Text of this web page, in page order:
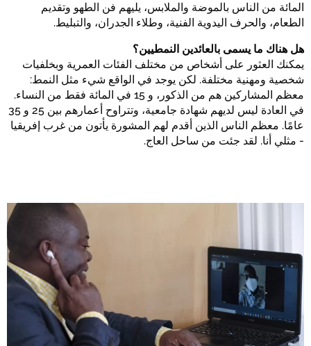
المائة من الناس بالموضة والملابس، يليهم فن الطهو وتقديم
الطعام، والحرف اليدوية الفنية، وطلاء الجدران، والتبليط.
هل هناك ما يسمى بالعائدين النمطيين؟
يمكنك العثور على أشخاص من مختلف الفئات العمرية وبخلفيات
شخصية ومهنية مختلفة. لكن يوجد في الواقع شيء مثل النمط:
معظم المشاركين هم من الذكور، و 15 في المائة فقط من النساء.
في العادة ليس لديهم شهادة جامعية، وتتراوح أعمارهم بين 25 و 35
عامًا. معظم الناس الذين أقدم لهم المشورة يأتون من غرب إفريقيا
- مثلي أنا. لقد جئت من ساحل العاج.